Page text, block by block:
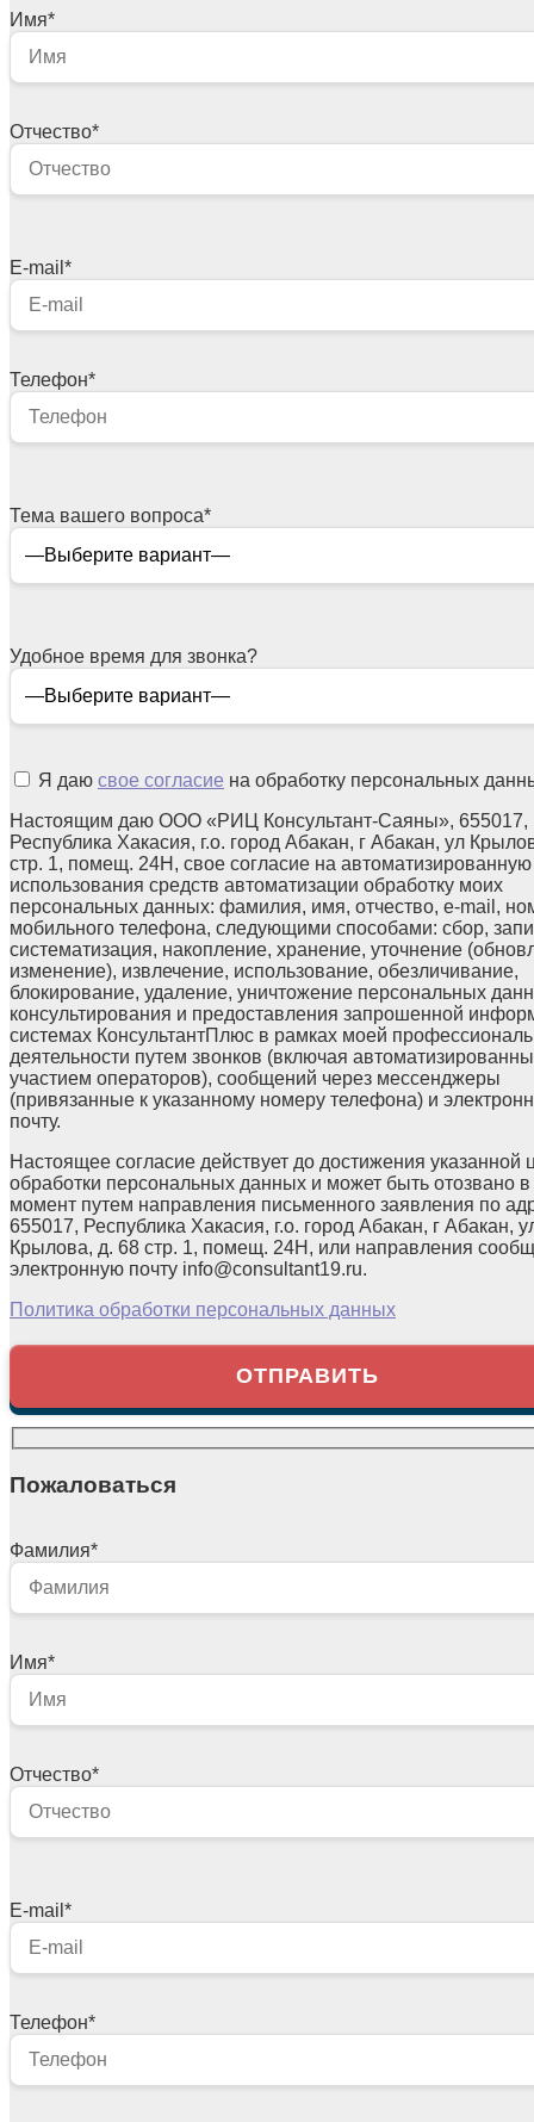
Имя*
Отчество*
E-mail *
Телефон*
Тема вашего вопроса*
Удобное время для звонка?
Я даю свое согласие на обработку персональных
Настоящим даю ООО «РИЦ Консультант-Саяны», 655017,
Республика Хакасия, г.о. город Абакан, г Абакан, ул
стр. 1, помещ. 24Н, свое согласие на автоматизированную
использования средств автоматизации обработку моих
персональных данных: фамилия, имя, отчество, e-mail,
мобильного телефона, следующими способами: сбор,
систематизация, накопление, хранение, уточнение
изменение), извлечение, использование, обезличивание,
блокирование, удаление, уничтожение персональных
консультирования и предоставления запрошенной
системах КонсультантПлюс в рамках моей
деятельности путем звонков (включая
участием операторов), сообщений через мессенджеры
(привязанные к указанному номеру телефона) и
почту.
Настоящее согласие действует до достижения указанной
обработки персональных данных и может быть отозвано
момент путем направления письменного заявления по
655017, Республика Хакасия, г.о. город Абакан, г Абакан,
Крылова, д. 68 стр. 1, помещ. 24Н, или направления
электронную почту info@consultant19.ru.
Политика обработки персональных данных
Пожаловаться
Фамилия*
Имя*
Отчество*
E-mail *
Телефон*